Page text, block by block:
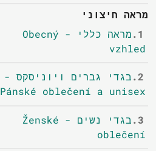
מראה חיצוני
1.
מראה כללי - Obecný
vzhled
2. בגדי גברים ויוניסקס -
Pánské oblečení a unisex
3.
בגדי נשים - Ženské
oblečení